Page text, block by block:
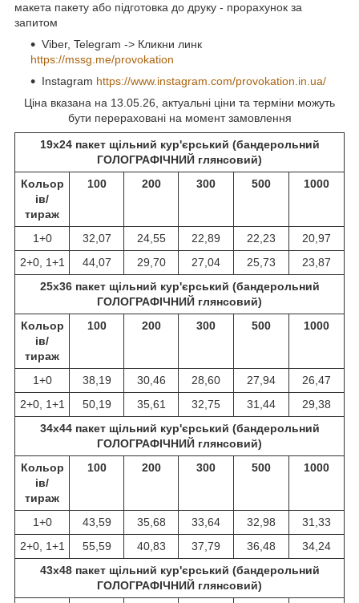
макета пакету або підготовка до друку - прорахунок за
запитом
Viber, Telegram -> Кликни линк
https://mssg.me/provokation
Instagram https://www.instagram.com/provokation.in.ua/
Ціна вказана на 13.05.26, актуальні ціни та терміни можуть
бути перераховані на момент замовлення
19х24 пакет щільний кур'єрський (бандерольний
ГОЛОГРАФІЧНИЙ глянсовий)
Кольор
ів/
тираж
100 200 300 500 1000
1+0 32,07 24,55 22,89 22,23
20,97
2+0, 1+1
44,07 29,70 27,04 25,73
23,87
25х36 пакет щільний кур'єрський (бандерольний
ГОЛОГРАФІЧНИЙ глянсовий)
Кольор
ів/
тираж
100 200 300 500 1000
1+0 38,19 30,46 28,60 27,94
26,47
2+0, 1+1
50,19 35,61 32,75 31,44
29,38
34х44 пакет щільний кур'єрський (бандерольний
ГОЛОГРАФІЧНИЙ глянсовий)
Кольор
ів/
тираж
100 200 300 500 1000
1+0 43,59 35,68 33,64 32,98
31,33
2+0, 1+1
55,59 40,83 37,79 36,48
34,24
43х48 пакет щільний кур'єрський (бандерольний
ГОЛОГРАФІЧНИЙ глянсовий)